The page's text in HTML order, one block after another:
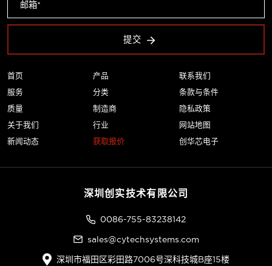
首页
服务
质量
关于我们
新闻动态
产品
分类
制造商
行业
获取报价
联系我们
条款与条件
隐私政策
网站地图
创华芯电子
提交
深圳创实技术有限公司
0086-755-83238142
sales@cytechsystems.com
深圳市福田区彩田路7006号深科技城B座15楼